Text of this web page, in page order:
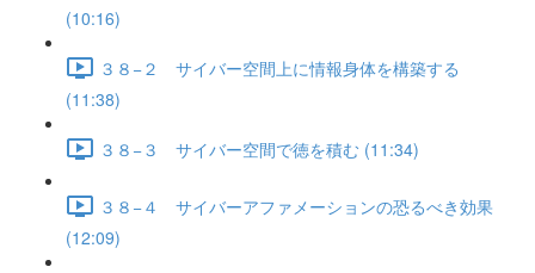
(10:16)
３８−２ サイバー空間上に情報身体を構築する
(11:38)
３８−３ サイバー空間で徳を積む (11:34)
３８−４ サイバーアファメーションの恐るべき効果
(12:09)